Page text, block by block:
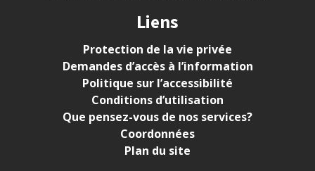
Liens
Protection de la vie privée
Demandes d’accès à l’information
Politique sur l’accessibilité
Conditions d’utilisation
Que pensez-vous de nos services?
Coordonnées
Plan du site